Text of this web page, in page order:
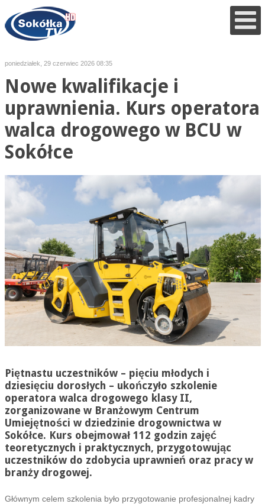
poniedziałek, 29 czerwiec 2026 08:35
Nowe kwalifikacje i
uprawnienia. Kurs operatora
walca drogowego w BCU w
Sokółce
Piętnastu uczestników – pięciu młodych i
dziesięciu dorosłych – ukończyło szkolenie
operatora walca drogowego klasy II,
zorganizowane w Branżowym Centrum
Umiejętności w dziedzinie drogownictwa w
Sokółce. Kurs obejmował 112 godzin zajęć
teoretycznych i praktycznych, przygotowując
uczestników do zdobycia uprawnień oraz pracy w
branży drogowej.
Głównym celem szkolenia było przygotowanie profesjonalnej kadry